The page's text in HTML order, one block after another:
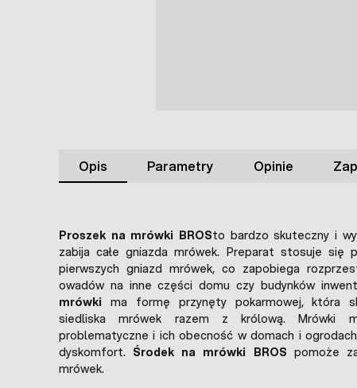
Opis Parametry Opinie
Proszek na mrówki BROSto bardzo skuteczny i
zabija całe gniazda mrówek. Preparat stosuje się
pierwszych gniazd mrówek, co zapobiega
owadów na inne części domu czy budynków
mrówki ma formę przynęty pokarmowej, która
siedliska mrówek razem z królową. Mrówki
problematyczne i ich obecność w domach i
dyskomfort. Środek na mrówki BROS pomoże
mrówek.